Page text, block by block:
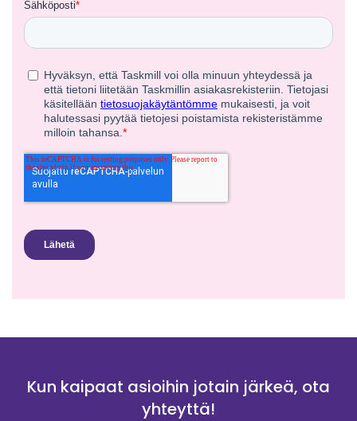
Kun kaipaat asioihin jotain järkeä, ota
yhteyttä!